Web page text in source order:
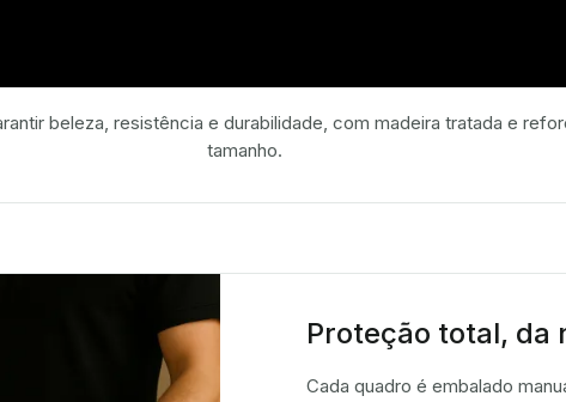
beleza, resistência e durabilidade, com madeira tratada e
tamanho.
Proteção total, da
Cada quadro é embalado